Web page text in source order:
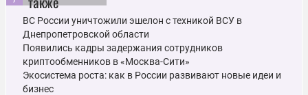
ВС России уничтожили эшелон с техникой ВСУ в
Днепропетровской области
Появились кадры задержания сотрудников
криптообменников в «Москва-Сити»
Экосистема роста: как в России развивают новые идеи и
бизнес